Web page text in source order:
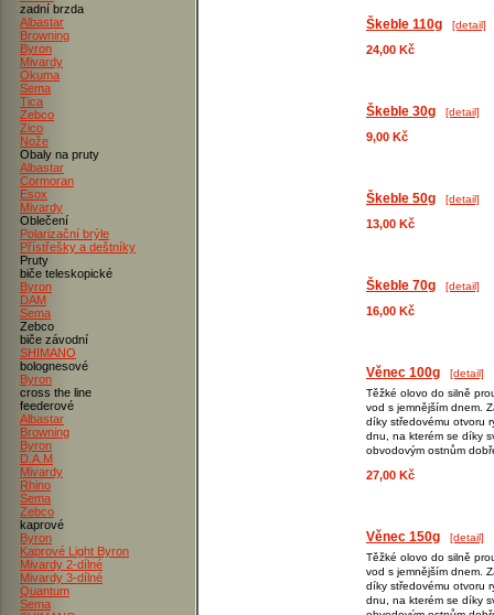
zadní brzda
Albastar
Browning
Byron
Mivardy
Okuma
Sema
Tica
Zebco
Zico
Nože
Obaly na pruty
Albastar
Cormoran
Esox
Mivardy
Oblečení
Polarizační brýle
Přístřešky a deštníky
Pruty
biče teleskopické
Byron
DAM
Sema
Zebco
biče závodní
SHIMANO
bolognesové
Byron
cross the line
feederové
Albastar
Browning
Byron
D.A.M
Mivardy
Rhino
Sema
Zebco
kaprové
Byron
Kaprové Light Byron
Mivardy 2-dílné
Mivardy 3-dílné
Quantum
Sema
Škeble 110g [detail]
24,00 Kč
Škeble 30g [detail]
9,00 Kč
Škeble 50g [detail]
13,00 Kč
Škeble 70g [detail]
16,00 Kč
Věnec 100g
[detail]
Těžké olovo do silně
vod s jemnějším dnem.
díky středovému otvoru
dnu, na kterém se díky
obvodovým ostnům
27,00 Kč
Věnec 150g
[detail]
Těžké olovo do silně
vod s jemnějším dnem.
díky středovému otvoru
dnu, na kterém se díky